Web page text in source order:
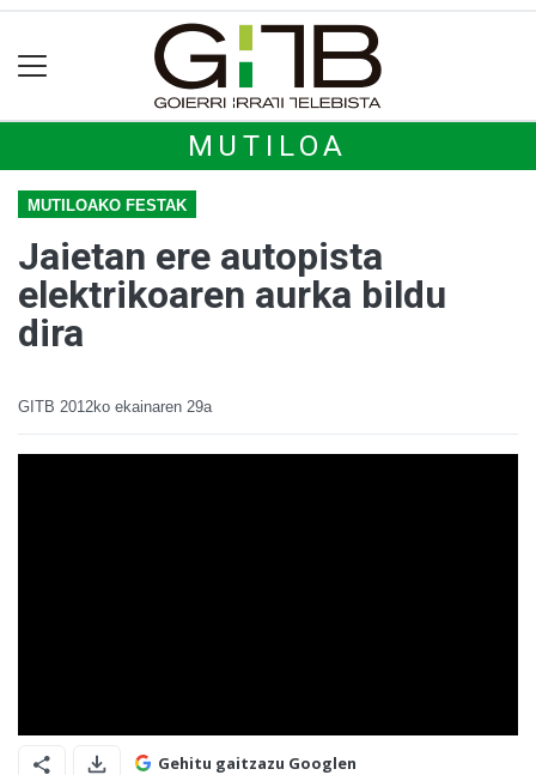
MUTILOA
MUTILOAKO FESTAK
Jaietan ere autopista
elektrikoaren aurka bildu
dira
GITB 2012ko ekainaren 29a
Gehitu gaitzazu Googlen